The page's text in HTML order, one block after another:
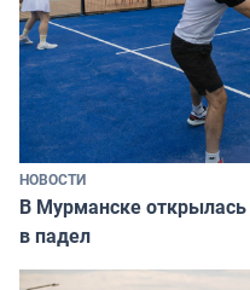
НОВОСТИ
В Мурманске
в падел